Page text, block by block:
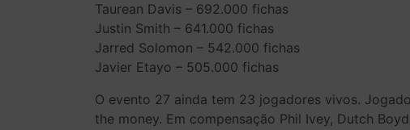
Taurean Davis – 692.000 fichas
Justin Smith – 641.000 fichas
Jarred Solomon – 542.000 fichas
Javier Etayo – 505.000 fichas
O evento 27 ainda tem 23 jogadores vivos.
the money. Em compensação Phil Ivey, Dutch